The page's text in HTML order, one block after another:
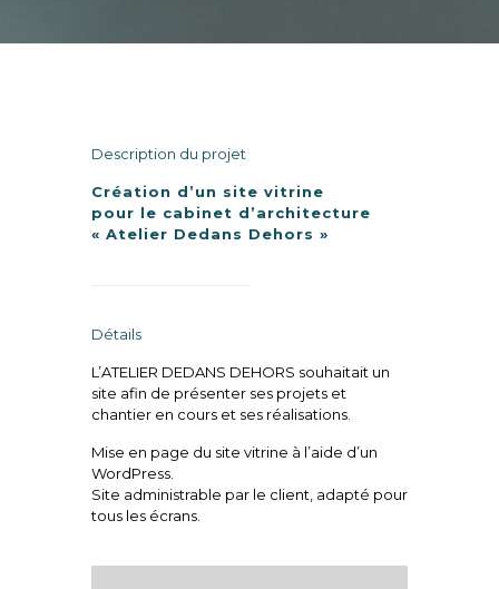
Description du projet
Création d’un site vitrine
pour le cabinet d’architecture
« Atelier Dedans Dehors »
Détails
L’ATELIER DEDANS DEHORS souhaitait un
site afin de présenter ses projets et
chantier en cours et ses réalisations.
Mise en page du site vitrine à l’aide d’un
WordPress.
Site administrable par le client, adapté pour
tous les écrans.